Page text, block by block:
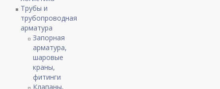
Трубы и
трубопроводная
арматура
Запорная
арматура,
шаровые
краны,
фитинги
Клапаны,